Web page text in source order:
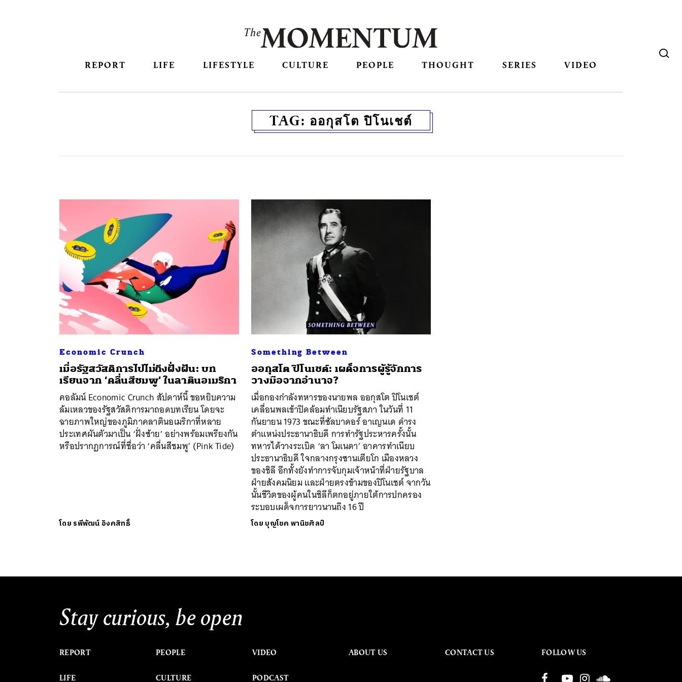
REPORT LIFE LIFESTYLE CULTURE PEOPLE THOUGHT SERIES VIDEO
TAG: ออกุสโต ปิโนเชต์
Economic Crunch
เมื่อรัฐสวัสดิการไปไม่ถึงฝั่งฝัน: บท
เรียนจาก ‘คลื่นสีชมพู’ ในลาตินอเมริกา
คอลัมน์ Economic Crunch สัปดาห์นี้ ขอหยิบความ
ล้มเหลวของรัฐสวัสดิการมาถอดบทเรียน โดยจะ
ฉายภาพใหญ่ของภูมิภาคลาตินอเมริกาที่หลาย
ประเทศผันตัวมาเป็น ‘ฝั่งซ้าย’ อย่างพร้อมเพรียงกัน
หรือปรากฏการณ์ที่ชื่อว่า ‘คลื่นสีชมพู’ (Pink Tide)
โดย รพีพัฒน์ อิงคสิทธิ์
Something Between
ออกุสโต ปิโนเชต์: เผด็จการผู้รู้จักการ
วางมือจากอำนาจ?
เมื่อกองกำลังทหารของนายพล ออกุสโต ปิโนเชต์
เคลื่อนพลเข้าปิดล้อมทำเนียบรัฐสภา ในวันที่ 11
กันยายน 1973 ขณะที่ซัลบาดอร์ อาเญนเด ดำรง
ตำแหน่งประธานาธิบดี การทำรัฐประหารครั้งนั้น
ทหารได้วางระเบิด ‘ลา โมเนดา’ อาคารทำเนียบ
ประธานาธิบดี ใจกลางกรุงซานเตียโก เมืองหลวง
ของชิลี อีกทั้งยังทำการจับกุมเจ้าหน้าที่ฝ่ายรัฐบาล
ฝ่ายสังคมนิยม และฝ่ายตรงข้ามของปิโนเชต์ จากวัน
นั้นชีวิตของผู้คนในชิลีก็ตกอยู่ภายใต้การปกครอง
ระบอบเผด็จการยาวนานถึง 16 ปี
โดย บุญโชค พานิชศิลป์
Stay curious, be open
REPORT
LIFE
PEOPLE
CULTURE
VIDEO
PODCAST
ABOUT US CONTACT US FOLLOW US
ค้นหา
SHARE TWEET LINE EMAIL